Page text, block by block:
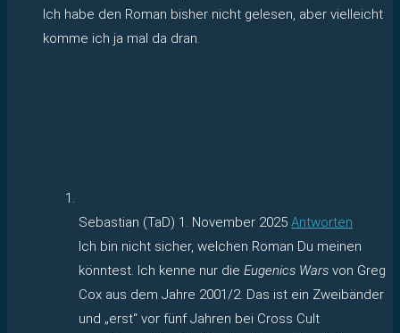
Ich habe den Roman bisher nicht gelesen, aber vielleicht
komme ich ja mal da dran.
Sebastian (TaD) 1. November 2025 Antworten
Ich bin nicht sicher, welchen Roman Du meinen
könntest. Ich kenne nur die Eugenics Wars von Greg
Cox aus dem Jahre 2001/2. Das ist ein Zweibänder
und „erst“ vor fünf Jahren bei Cross Cult